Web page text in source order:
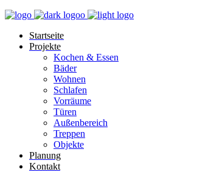
Startseite
Projekte
Kochen & Essen
Bäder
Wohnen
Schlafen
Vorräume
Türen
Außenbereich
Treppen
Objekte
Planung
Kontakt